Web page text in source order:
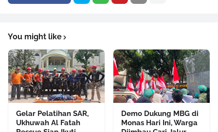
You might like
Gelar Pelatihan SAR,
Ukhuwah Al Fatah
Demo Dukung MBG di
Monas Hari Ini, Warga